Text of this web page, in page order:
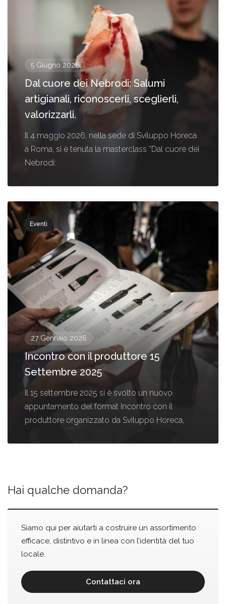
5 Giugno 2026
Dal cuore dei Nebrodi: Salumi
artigianali, riconoscerli, sceglierli,
valorizzarli.
Il 4 maggio 2026, nella sede di Sviluppo Horeca
a Roma, si è tenuta la masterclass “Dal cuore dei
Nebrodi:
Eventi
27 Gennaio 2026
Incontro con il produttore 15
Settembre 2025
Il 15 settembre 2025 si è svolto un nuovo
appuntamento del format Incontro con il
produttore organizzato da Sviluppo Horeca,
Hai qualche domanda?
Siamo qui per aiutarti a costruire un assortimento
efficace, distintivo e in linea con l’identità del tuo
locale.
Contattaci ora